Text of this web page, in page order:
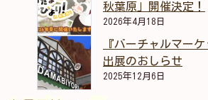
秋葉原」開催決定！
2026年4月18日
『バーチャルマー
出展のおしらせ
2025年12月6日